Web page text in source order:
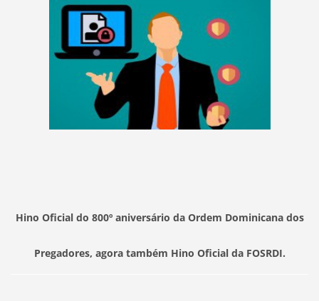
Hino Oficial do 800º aniversário da Ordem Dominicana dos
Pregadores, agora também Hino Oficial da FOSRDI.